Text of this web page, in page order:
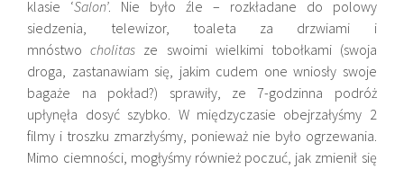
klasie ‘Salon’. Nie było źle – rozkładane do polowy
siedzenia, telewizor, toaleta za drzwiami i
mnóstwocholitas ze swoimi wielkimi tobołkami (swoja
droga, zastanawiam się, jakim cudem one wniosły swoje
bagaże na pokład?) sprawiły, ze 7-godzinna podróż
upłynęła dosyć szybko. W międzyczasie obejrzałyśmy 2
filmy i troszku zmarzłyśmy, ponieważ nie było ogrzewania.
Mimo ciemności, mogłyśmy również poczuć, jak zmienił się